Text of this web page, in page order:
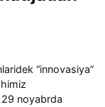
“innovasiya”
noyabrda